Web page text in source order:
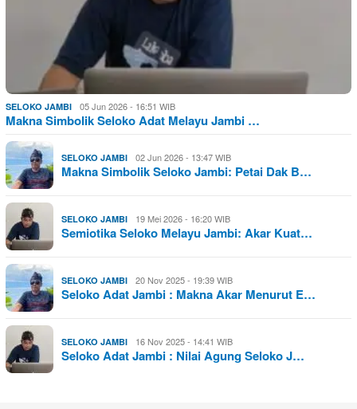
SELOKO JAMBI 05 Jun 2026 - 16:51 WIB
Makna Simbolik Seloko Adat Melayu Jambi …
SELOKO JAMBI 02 Jun 2026 - 13:47 WIB
Makna Simbolik Seloko Jambi: Petai Dak B…
SELOKO JAMBI 19 Mei 2026 - 16:20 WIB
Semiotika Seloko Melayu Jambi: Akar Kuat…
SELOKO JAMBI 20 Nov 2025 - 19:39 WIB
Seloko Adat Jambi : Makna Akar Menurut E…
SELOKO JAMBI 16 Nov 2025 - 14:41 WIB
Seloko Adat Jambi : Nilai Agung Seloko J…